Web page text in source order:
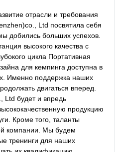
отрасли и требования
Ltd посвятила себя
добились больших успехов.
высокого качества с
цикла Портативная
для кемпинга доступна в
Именно поддержка наших
двигаться вперед.
Ltd будет и впредь
продукцию
Кроме того, таланты
компании. Мы будем
тренинги для наших